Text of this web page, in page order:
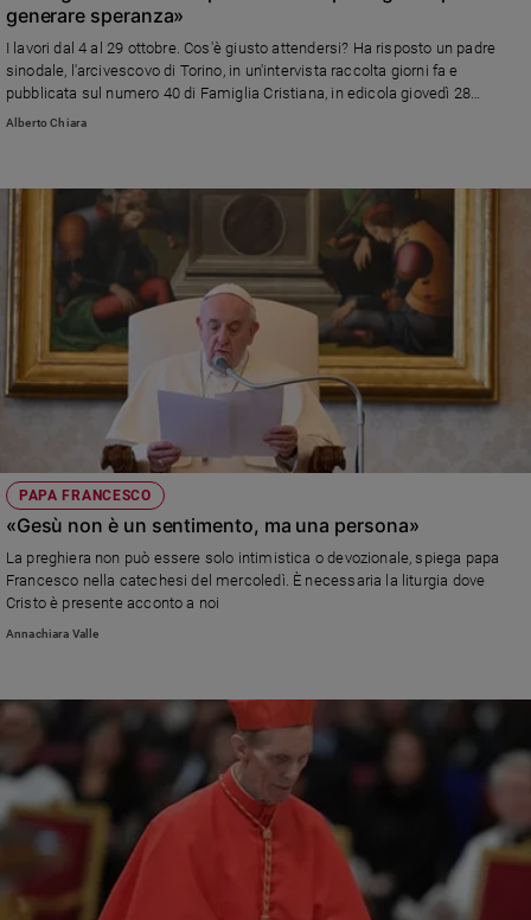
generare speranza»
I lavori dal 4 al 29 ottobre. Cos'è giusto attendersi? Ha risposto un padre
sinodale, l'arcivescovo di Torino, in un'intervista raccolta giorni fa e
pubblicata sul numero 40 di Famiglia Cristiana, in edicola giovedì 28
settembre. «Rifletteremo su come concepiamo la Chiesa e come viviamo
Alberto Chiara
PAPA FRANCESCO
«Gesù non è un sentimento, ma una persona»
La preghiera non può essere solo intimistica o devozionale, spiega papa
Francesco nella catechesi del mercoledì. È necessaria la liturgia dove
Cristo è presente acconto a noi
Annachiara Valle